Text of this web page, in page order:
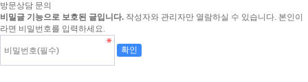
방문상담 문의
비밀글 기능으로 보호된 글입니다. 작성자와 관리자만 열람하실 수 있습니다. 본인이
라면 비밀번호를 입력하세요.